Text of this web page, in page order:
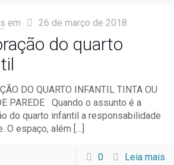
em 26 de março de 2018
do quarto
DO QUARTO INFANTIL TINTA OU
PAREDE Quando o assunto é a
do quarto infantil a responsabilidade
O espaço, além […]
0 Leia mais